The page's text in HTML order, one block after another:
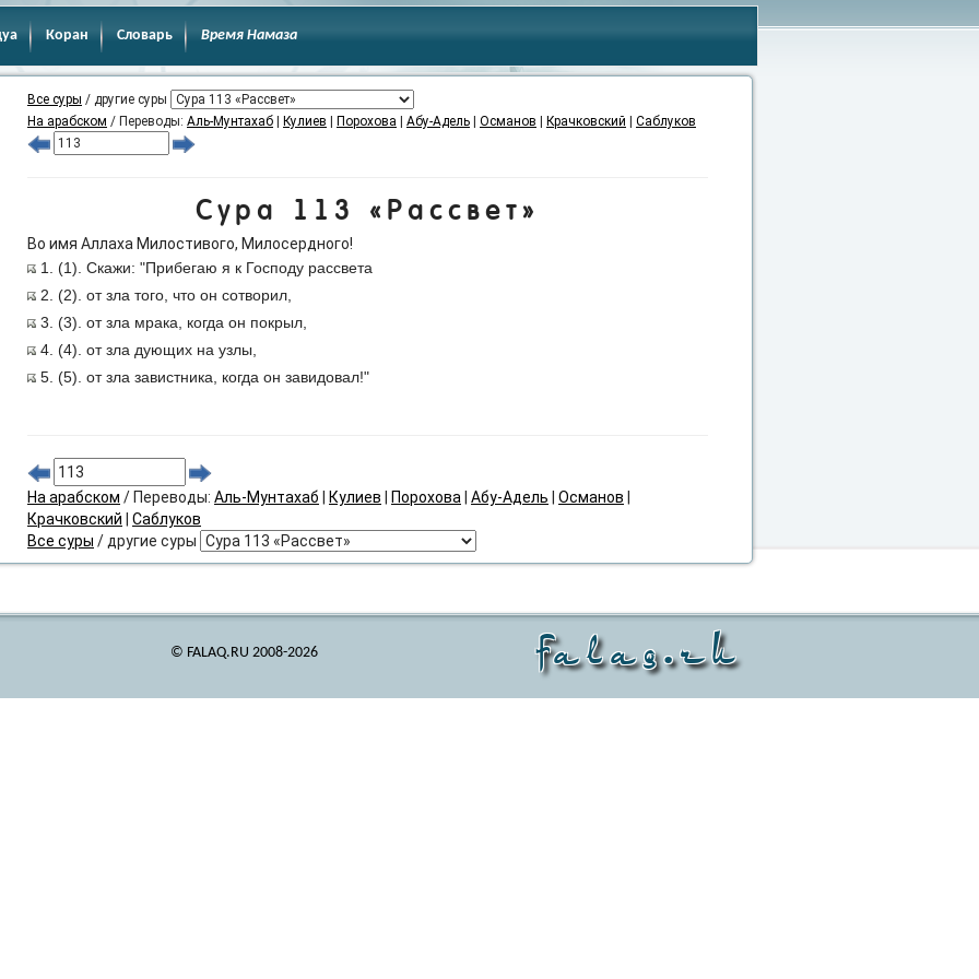
Коран Словарь Время Намаза
Все суры / другие суры
На арабском / Переводы: Аль-Мунтахаб Кулиев Порохова Абу-Адель Османов Крачковский Саблуков
Сура 113 «Рассвет»
Во имя Аллаха Милостивого, Милосердного!
1. (1). Скажи: "Прибегаю я к Господу рассвета
2. (2). от зла того, что он сотворил,
3. (3). от зла мрака, когда он покрыл,
4. (4). от зла дующих на узлы,
5. (5). от зла завистника, когда он завидовал!"
На арабском / Переводы: Аль-Мунтахаб Кулиев Порохова Абу-Адель Османов
Крачковский
Саблуков
Все суры / другие суры
© FALAQ.RU 2008-2026 falaq.ru